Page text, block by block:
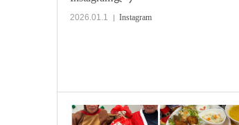
2026.01.1 Instagram